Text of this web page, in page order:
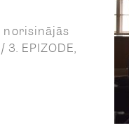
norisinājās
3. EPIZODE,